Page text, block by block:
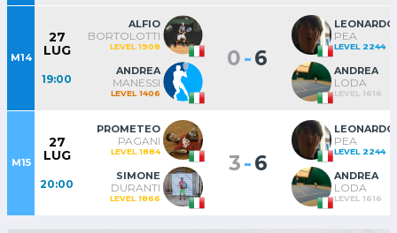
M14
27
LUG
19:00
ALFIO
BORTOLOTTI
LEVEL 1908
ANDREA
MANESSI
LEVEL 1406
0-6
LEONARDO
PEA
LEVEL 2244
ANDREA
LODA
LEVEL 1616
M15
27
LUG
20:00
PROMETEO
PAGANI
LEVEL 1884
SIMONE
DURANTI
LEVEL 1866
3-6
LEONARDO
PEA
LEVEL 2244
ANDREA
LODA
LEVEL 1616